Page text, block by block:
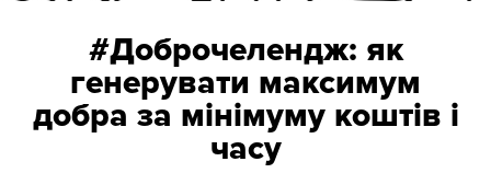
#Доброчелендж: як
генерувати максимум
добра за мінімуму коштів і
часу